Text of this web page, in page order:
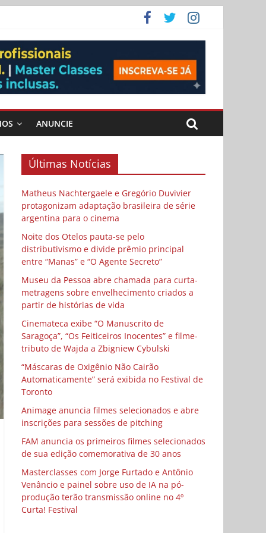
vida
ANUNCIE
Últimas Notícias
Matheus Nachtergaele e Gregório Duvivier
protagonizam adaptação brasileira de série
argentina para o cinema
Noite dos Otelos pauta-se pelo
distributivismo e divide prêmio principal
entre “Manas” e “O Agente Secreto”
Museu da Pessoa abre chamada para curta-
metragens sobre envelhecimento criados a
partir de histórias de vida
Cinemateca exibe “O Manuscrito de
Saragoça”, “Os Feiticeiros Inocentes” e filme-
tributo de Wajda a Zbigniew Cybulski
“Máscaras de Oxigênio Não Cairão
Automaticamente” será exibida no Festival de
Toronto
Animage anuncia filmes selecionados e abre
inscrições para sessões de pitching
FAM anuncia os primeiros filmes selecionados
de sua edição comemorativa de 30 anos
Masterclasses com Jorge Furtado e Antônio
Venâncio e painel sobre uso de IA na pó-
produção terão transmissão online no 4º
Curta! Festival